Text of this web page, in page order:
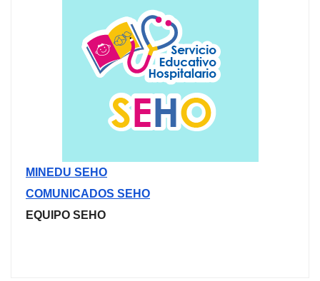
MINEDU SEHO
COMUNICADOS SEHO
EQUIPO SEHO